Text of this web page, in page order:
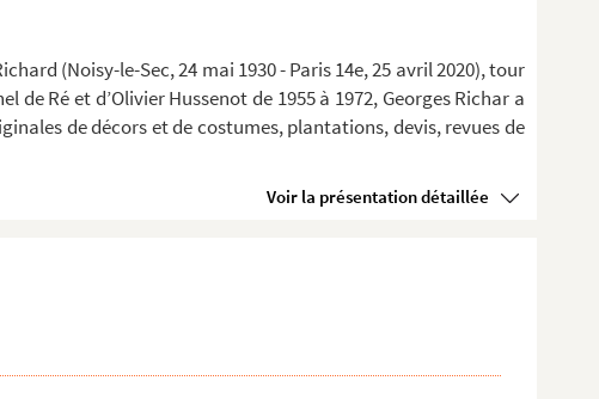
(Noisy-le-Sec, 24 mai 1930 - Paris 14e, 25 avril 2020), tour
Ré et d’Olivier Hussenot de 1955 à 1972, Georges Richar a
de décors et de costumes, plantations, devis, revues de
Voir la présentation détaillée